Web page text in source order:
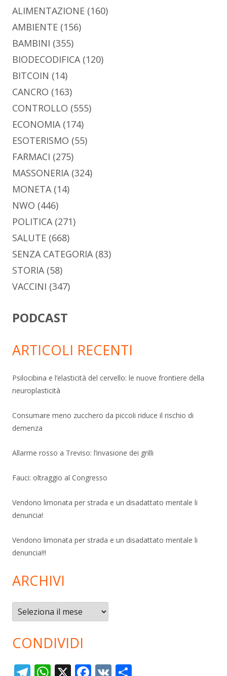
ALIMENTAZIONE (160)
AMBIENTE (156)
BAMBINI (355)
BIODECODIFICA (120)
BITCOIN (14)
CANCRO (163)
CONTROLLO (555)
ECONOMIA (174)
ESOTERISMO (55)
FARMACI (275)
MASSONERIA (324)
MONETA (14)
NWO (446)
POLITICA (271)
SALUTE (668)
SENZA CATEGORIA (83)
STORIA (58)
VACCINI (347)
PODCAST
ARTICOLI RECENTI
Psilocibina e l’elasticità del cervello: le nuove frontiere della
neuroplasticità
Consumare meno zucchero da piccoli riduce il rischio di
demenza
Allarme rosso a Treviso: l’invasione dei grilli
Fauci: oltraggio al Congresso
Vendono limonata per strada e un disadattato mentale li
denuncia!
Vendono limonata per strada e un disadattato mentale li
denuncia!!!
ARCHIVI
Archivi
CONDIVIDI